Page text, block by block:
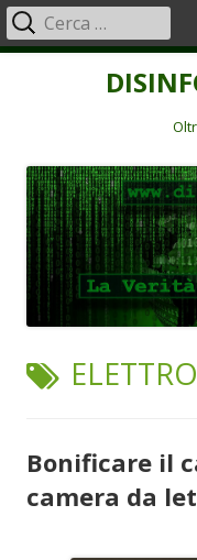
Menu
principale
TAG:
Bonificare il
camera da